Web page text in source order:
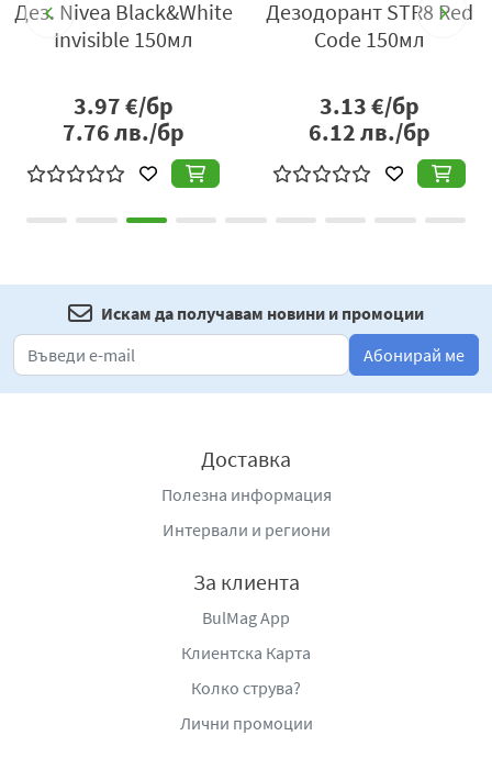
топлина, за да осигури по-ефективна защита в
активни моменти.
Спреят се нанася лесно и равномерно, като създава
сухо и леко усещане върху кожата. Формулата е
бързосъхнеща, което позволява удобна употреба без
лепкавост или остатъци по кожата и дрехите. Това го
включително непосредствено преди обличане.
надеждна защита и дълготрайна свежест. Той
комбинира функционалност и комфорт, като
осигурява увереност през целия ден независимо от
ефективно решение за ежедневна защита, съчетаващо
силен освежаващ ментолов ефект, дълготрайно
действие и удобство при употреба, което го прави
мишниците от разстояние 15 см.
Само за употреба под мишниците.
Избягвайте директно вдишване.
Дез. Nivea Black&White
Invisiblе 150мл
3.97€/бр
7.76лв./бр
Дезодорант STR8 Red
Code 150мл
3.13€/бр
6.12лв./бр
Искам да получавам новини и промоции
Абонирай ме
Доставка
Полезна информация
Интервали и региони
За клиента
BulMag App
Клиентска Карта
Колко струва?
Лични промоции